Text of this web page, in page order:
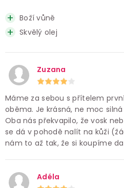
Boží vůně
Skvělý olej
Zuzana
Máme za sebou s přítelem
oběma. Je krásná, ne moc
Oba nás překvapilo, že vosk
se dá v pohodě nalít na kůži
nám to až tak, že si koupíme
Adéla